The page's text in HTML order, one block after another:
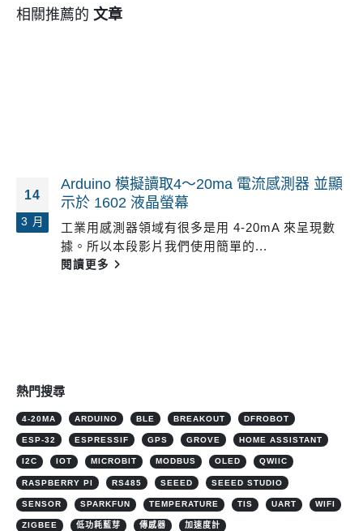
相關推薦的 文章
14
3 月
Arduino 模擬讀取4～20ma 電流感測器 並顯
示於 1602 液晶螢幕
工業用感測器領域有很多是用 4-20mA 來呈現數
據。所以本段影片我們使用簡單的...
閱讀更多
熱門搜尋
4-20MA ARDUINO BLE BREAKOUT DFROBOT
ESP-32 ESPRESSIF GPS GROVE HOME ASSISTANT
I2C IOT MICROBIT MODBUS OLED QWIIC
RASPBERRY PI RS485 SEEED SEEED STUDIO
SENSOR SPARKFUN TEMPERATURE TIS UART WIFI
ZIGBEE 低功耗藍芽 傳感器 加速度計